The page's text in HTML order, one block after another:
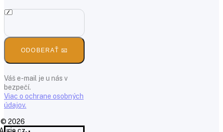
ODOBERAŤ 📧
Váš e-mail je u nás v
bezpečí.
Viac o ochrane osobných
údajov.
© 2026